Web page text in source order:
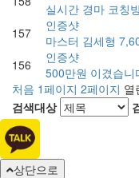
실시간 경마 코칭
157
인증샷
마스터 김세형
156
인증샷
500만원 이겼습
처음 1페이지 2페이지 열
검색대상
상단으로